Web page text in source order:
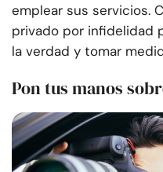
emplear sus servicios.
privado por infidelidad
la verdad y tomar
Pon tus manos